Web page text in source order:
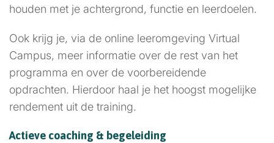
houden met je achtergrond, functie en leerdoelen.
Ook krijg je, via de online leeromgeving Virtual
Campus, meer informatie over de rest van het
programma en over de voorbereidende
opdrachten. Hierdoor haal je het hoogst mogelijke
rendement uit de training.
Actieve coaching & begeleiding